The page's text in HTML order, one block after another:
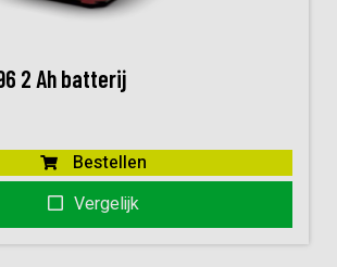
2 Ah batterij
Bestellen
Vergelijk